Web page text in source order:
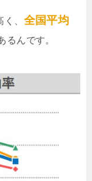
、 全国平均
るんです。